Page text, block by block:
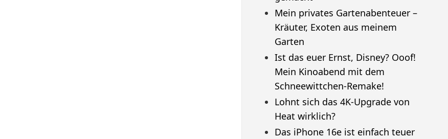
Mein privates Gartenabenteuer –
Kräuter, Exoten aus meinem
Garten
Ist das euer Ernst, Disney? Ooof!
Mein Kinoabend mit dem
Schneewittchen-Remake!
Lohnt sich das 4K-Upgrade von
Heat wirklich?
Das iPhone 16e ist einfach teuer